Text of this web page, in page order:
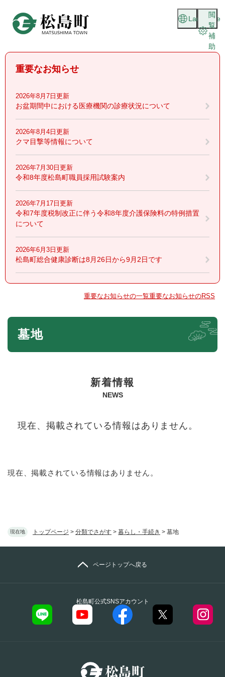
頭
閲
覧
補
助
Language
現在地 トップページ > 分類でさがす > 暮らし・手続き > 墓地
重要なお知らせ
2026年8月7日更新
お盆期間中における医療機関の診療状況について
2026年8月4日更新
クマ目撃等情報について
2026年7月30日更新
令和8年度松島町職員採用試験案内
2026年7月17日更新
令和7年度税制改正に伴う令和8年度介護保険料の特例措置
について
2026年6月3日更新
松島町総合健康診断は8月26日から9月2日です
重要なお知らせの一覧重要なお知らせのRSS
本
墓地
新着情報
NEWS
現在、掲載されている情報はありません。
現在、掲載されている情報はありません。
松島町公式SNSアカウント
ページトップへ戻る